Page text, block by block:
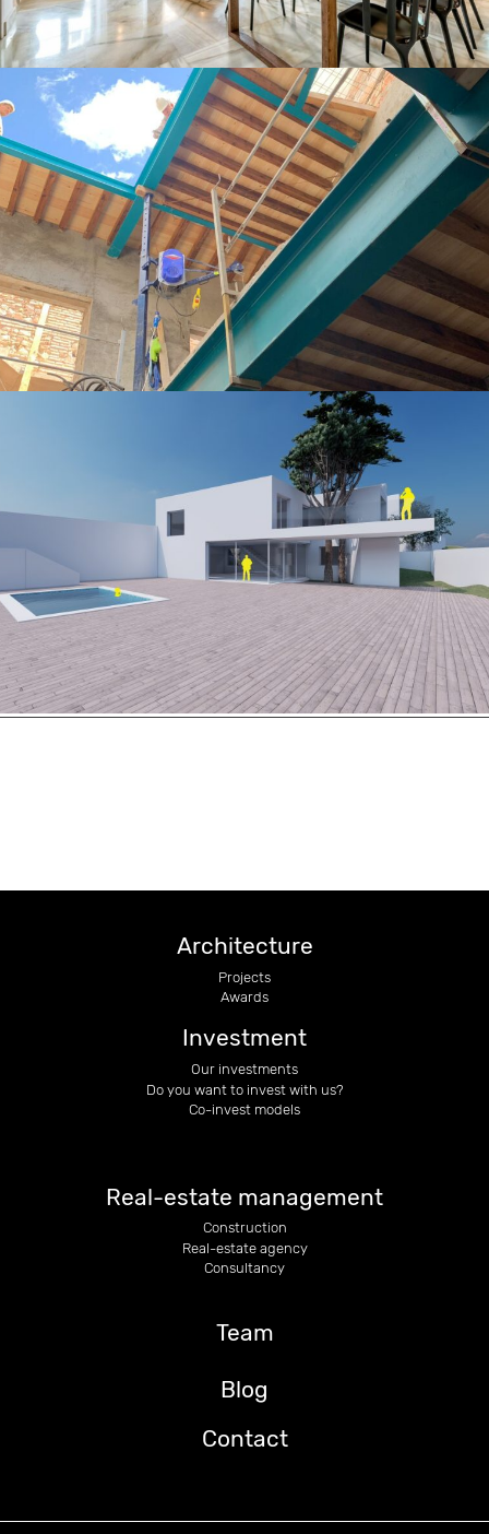
Architecture
Projects
Awards
Investment
Our investments
Do you want to invest with us?
Co-invest models
Real-estate management
Construction
Real-estate agency
Consultancy
Team
Blog
Contact